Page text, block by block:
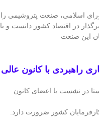
اسلامی، صنعت پتروشیمی را
در اقتصاد کشور دانست و با
این صنعت
راهبردی با کانون عالی
در نشست با اعضای کانون
کشور ضرورت دارد.